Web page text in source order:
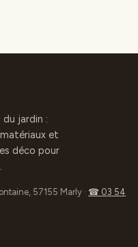
de survie
jardin :
et
déco pour
57155 Marly · ☎ 03 54